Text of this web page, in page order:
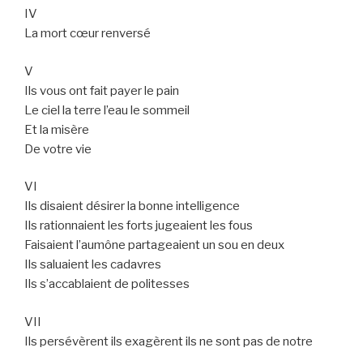
IV
La mort cœur renversé
V
Ils vous ont fait payer le pain
Le ciel la terre l’eau le sommeil
Et la misère
De votre vie
VI
Ils disaient désirer la bonne intelligence
Ils rationnaient les forts jugeaient les fous
Faisaient l’aumône partageaient un sou en deux
Ils saluaient les cadavres
Ils s’accablaient de politesses
VII
Ils persévèrent ils exagèrent ils ne sont pas de notre